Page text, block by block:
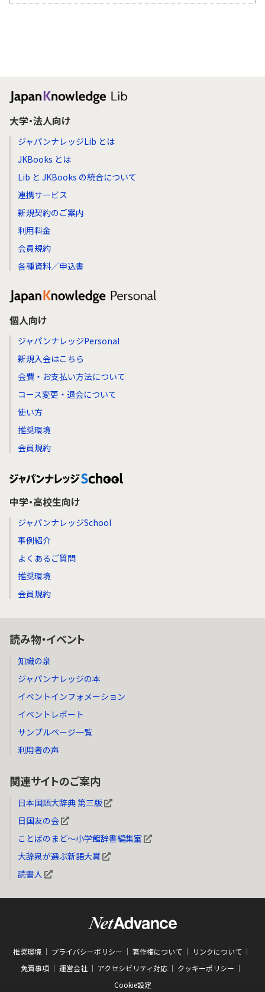
大学・法人向け
ジャパンナレッジLib とは
JKBooks とは
Lib と JKBooks の統合について
連携サービス
新規契約のご案内
利用料金
会員規約
各種資料／申込書
個人向け
ジャパンナレッジPersonal
新規入会はこちら
会費・お支払い方法について
コース変更・退会について
使い方
推奨環境
会員規約
中学・高校生向け
ジャパンナレッジSchool
事例紹介
よくあるご質問
推奨環境
会員規約
読み物・イベント
知識の泉
ジャパンナレッジの本
イベントインフォメーション
イベントレポート
サンプルページ一覧
利用者の声
関連サイトのご案内
日本国語大辞典 第三版
日国友の会
ことばのまど～小学館辞書編集室
大辞泉が選ぶ新語大賞
読書人
推奨環境 プライバシーポリシー 著作権について
リンクについて
免責事項
運営会社 アクセシビリティ対応
クッキーポリシー
Cookie設定